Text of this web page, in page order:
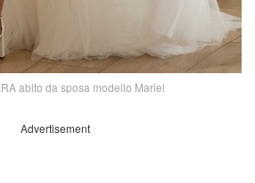
abito da sposa modello Mariel
Advertisement